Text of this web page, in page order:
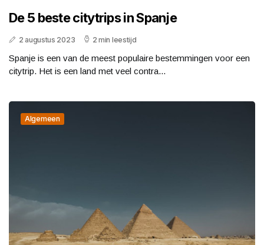
De 5 beste citytrips in Spanje
2 augustus 2023 2 min leestijd
Spanje is een van de meest populaire bestemmingen voor een
citytrip. Het is een land met veel contra...
Algemeen